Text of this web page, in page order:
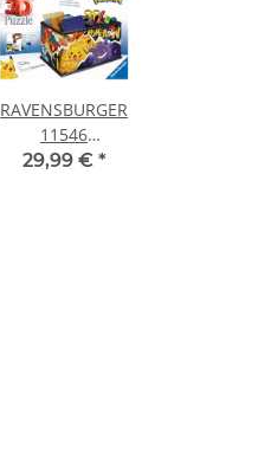
RAVENSBURGER
11546
Aufbewahrungsbox
29,99 € *